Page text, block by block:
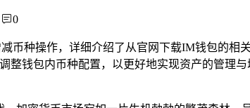
0
币种操作，详细介绍了从官网下载IM钱包的相
整钱包内币种配置，以更好地实现资产的管理